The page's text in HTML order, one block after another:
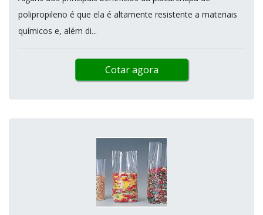
polipropileno é que ela é altamente resistente a materiais
químicos e, além di...
Cotar agora